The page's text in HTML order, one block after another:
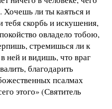
Хочешь ли ты каяться и
тебя скорбь и искушения,
овладело тобою,
стремишься ли к
ней и видишь, что враг
благодарить
псалмах
этого» (Святитель